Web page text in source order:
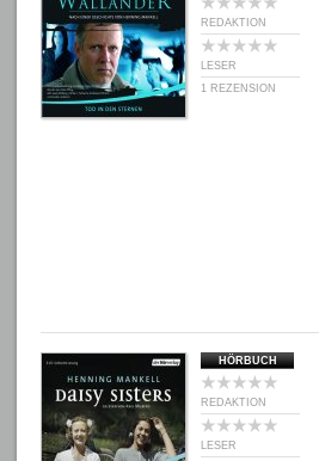
REDAKTION
LESER
1 REZENSION
HÖRBUCH
REDAKTION
LESER